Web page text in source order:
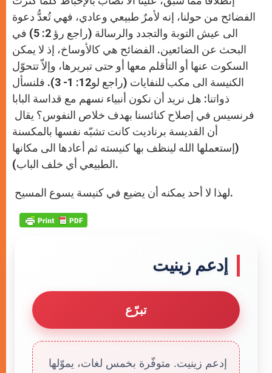
الفضائح من حولنا، إنه لأمرٌ طبيعي وعادي، فهي تُعدُّ دعوة
الى عيش التوبة والتجدد والرسالة (راجع رؤ 2: 5) في
البحث عن الضائعين. الفضائح هي كالأوساخ، إذ لا يمكن
السكوت عنها أو التأقلم معها أو حتى تبريرها، وإلاّ تتحوّل
الكنيسة الى مكب للنفايات (راجع لو12: 1- 3). فلنسأل
ذواتنا: هل نريد أن نكون أنبياء نسهم مع قداسة البابا
فرنسيس في إصلاح كنائسنا بهدف خلاص النفوس؟ يقال
أن القديسة برناديت كانت تشبّه نفسها بالمكسنة
(إستعملها الله لينظف بها كنيسته ثم أعادها الى مكانها
الطبيعي أي خلف الباب).
لهذا لا أحد يمكنه أن يضيع في كنيسة يسوع المسيح.
إدعم زينيت
تبرّع
إدعم زينيت. متوفّرة بخمس لغات، يموّلها